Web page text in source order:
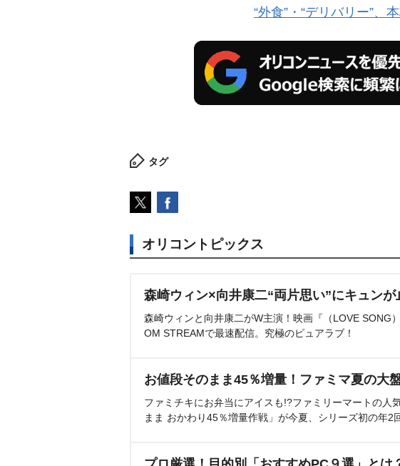
“外食”・“デリバリー”、
タグ
オリコントピックス
森崎ウィン×向井康二“両片思い”にキュンが
森崎ウィンと向井康二がW主演！映画『（LOVE SONG
OM STREAMで最速配信。究極のピュアラブ！
お値段そのまま45％増量！ファミマ夏の大
ファミチキにお弁当にアイスも!?ファミリーマートの人
まま おかわり45％増量作戦」が今夏、シリーズ初の年2